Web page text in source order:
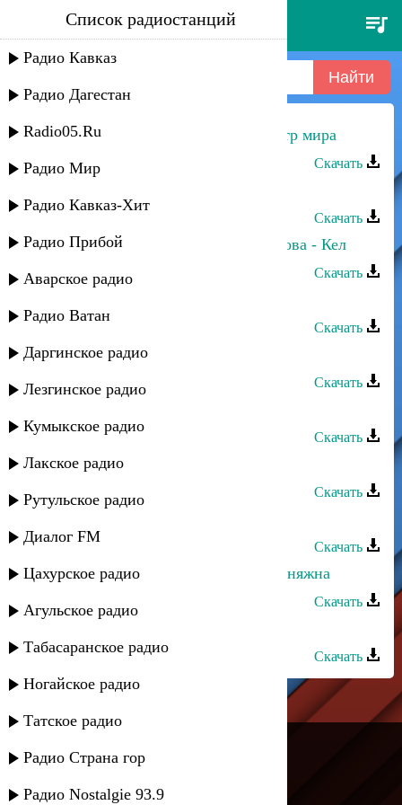
айна гетагазова - айна
Список радиостанций
Радио Кавказ
Радио Дагестан
Radio05.Ru
Радио Мир
Радио Кавказ-Хит
Радио Прибой
Аварское радио
Радио Ватан
Даргинское радио
Лезгинское радио
Кумыкское радио
Лакское радио
Рутульское радио
Диалог FM
Цахурское радио
Агульское радио
Табасаранское радио
Ногайское радио
Татское радио
Радио Страна гор
Радио Nostalgie 93.9
Айна Гетагазова - Грозный — центр мира
Скачать
Скачать
Муслим Булатуков и Айна Черкесова - Кел
Скачать
Скачать
Ашуг Алихан - Айна
Скачать
Скачать
Дустар группа - Айна
Скачать
Скачать
Айнара Нургишиева - Ногайская княжна
Скачать
Скачать
Русское радио